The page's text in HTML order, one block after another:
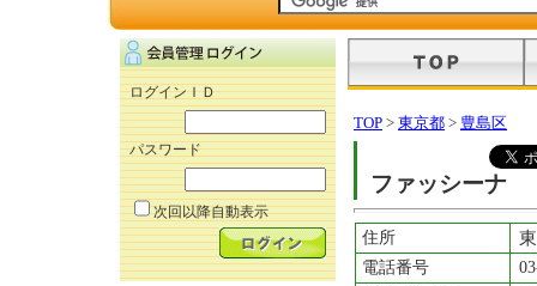
ログインＩＤ
パスワード
次回以降自動表示
TOP > 東京都 > 豊島区
ファッシーナ
住所
電話番号